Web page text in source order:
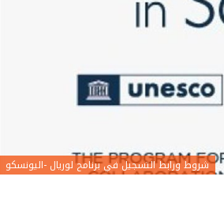
شروط ورابط التسجيل في برنامح لوريال -اليونسكو